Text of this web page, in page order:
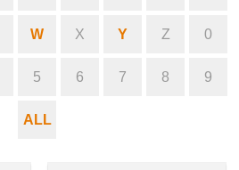
W X Y Z 0
5 6 7 8 9
ALL